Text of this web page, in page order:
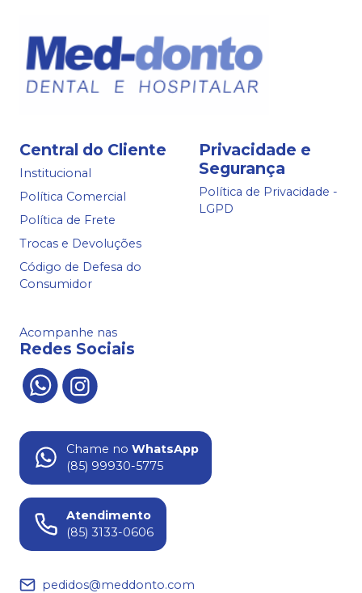
Central do Cliente
Institucional
Política Comercial
Política de Frete
Trocas e Devoluções
Código de Defesa do
Consumidor
Privacidade e
Segurança
Política de Privacidade -
LGPD
Acompanhe nas
Redes Sociais
Chame no WhatsApp
(85) 99930-5775
Atendimento
(85) 3133-0606
pedidos@meddonto.com